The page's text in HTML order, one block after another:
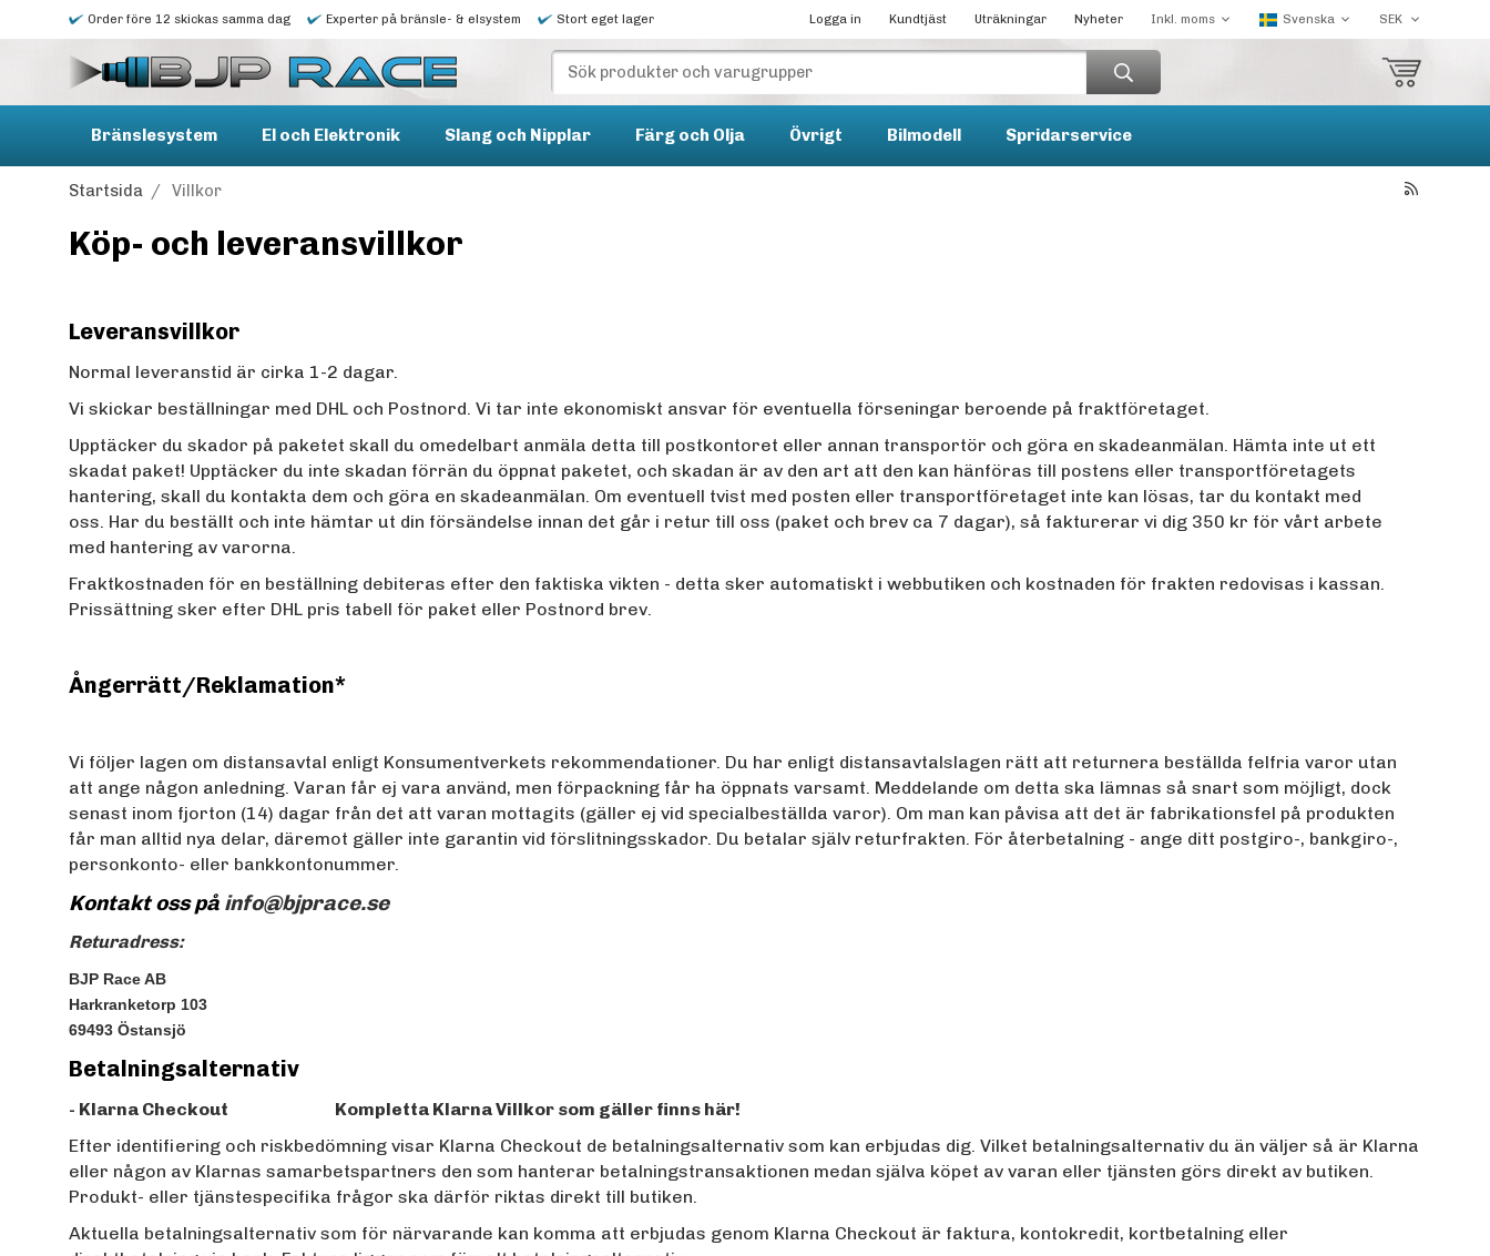
Order före 12 skickas samma dag Experter på bränsle- & elsystem Stort eget lager Logga in Kundtjäst Uträkningar Nyheter
Bränslesystem El och Elektronik Slang och Nipplar Färg och Olja Övrigt Bilmodell Spridarservice
Startsida / Villkor
Köp- och leveransvillkor
Leveransvillkor
Normal leveranstid är cirka 1-2 dagar.
Vi skickar beställningar med DHL och Postnord. Vi tar inte ekonomiskt ansvar för eventuella förseningar beroende på fraktföretaget.
Upptäcker du skador på paketet skall du omedelbart anmäla detta till postkontoret eller annan transportör och göra en skadeanmälan. Hämta inte ut ett
skadat paket! Upptäcker du inte skadan förrän du öppnat paketet, och skadan är av den art att den kan hänföras till postens eller transportföretagets
hantering, skall du kontakta dem och göra en skadeanmälan. Om eventuell tvist med posten eller transportföretaget inte kan lösas, tar du kontakt med
oss. Har du beställt och inte hämtar ut din försändelse innan det går i retur till oss (paket och brev ca 7 dagar), så fakturerar vi dig 350 kr för vårt arbete
med hantering av varorna.
Fraktkostnaden för en beställning debiteras efter den faktiska vikten - detta sker automatiskt i webbutiken och kostnaden för frakten redovisas i kassan.
Prissättning sker efter DHL pris tabell för paket eller Postnord brev.
Ångerrätt/Reklamation*
Vi följer lagen om distansavtal enligt Konsumentverkets rekommendationer. Du har enligt distansavtalslagen rätt att returnera beställda felfria varor utan
att ange någon anledning. Varan får ej vara använd, men förpackning får ha öppnats varsamt. Meddelande om detta ska lämnas så snart som möjligt, dock
senast inom fjorton (14) dagar från det att varan mottagits (gäller ej vid specialbeställda varor). Om man kan påvisa att det är fabrikationsfel på produkten
får man alltid nya delar, däremot gäller inte garantin vid förslitningsskador. Du betalar själv returfrakten. För återbetalning - ange ditt postgiro-, bankgiro-,
personkonto- eller bankkontonummer.
Kontakt oss på info@bjprace.se
Returadress:
BJP Race AB
Harkranketorp 103
69493 Östansjö
Betalningsalternativ
- Klarna Checkout Kompletta Klarna Villkor som gäller finns här!
Efter identifiering och riskbedömning visar Klarna Checkout de betalningsalternativ som kan erbjudas dig. Vilket betalningsalternativ du än väljer så är Klarna
eller någon av Klarnas samarbetspartners den som hanterar betalningstransaktionen medan själva köpet av varan eller tjänsten görs direkt av butiken.
Produkt- eller tjänstespecifika frågor ska därför riktas direkt till butiken.
Aktuella betalningsalternativ som för närvarande kan komma att erbjudas genom Klarna Checkout är faktura, kontokredit, kortbetalning eller